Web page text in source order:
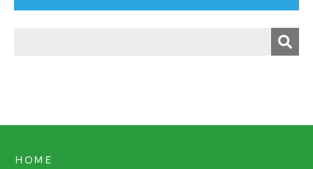
ＨＯＭＥ